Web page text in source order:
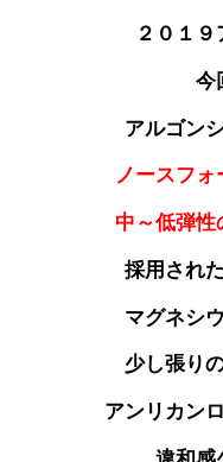
２０１９
今
アルゴン
ノースフ
中～低弾性
採用され
マグネシ
少し張り
アンリカン